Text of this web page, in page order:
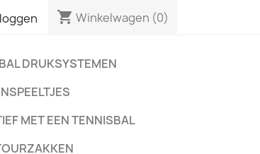
shopping_cart Winkelwagen (0)
DRUKSYSTEMEN
MET EEN TENNISBAL